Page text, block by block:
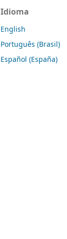
Idioma
English
Português (Brasil)
Español (España)